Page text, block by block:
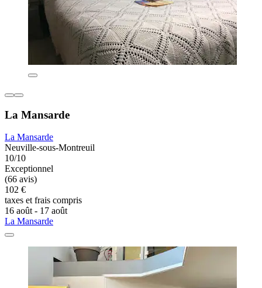
La Mansarde
La Mansarde
Neuville-sous-Montreuil
10/10
Exceptionnel
(66 avis)
102 €
taxes et frais compris
16 août - 17 août
La Mansarde